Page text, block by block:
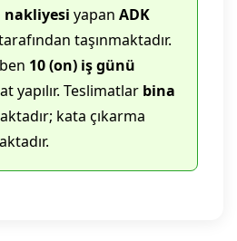
nakliyesi yapan ADK
taşınmaktadır.
10 (on) iş günü
yapılır. Teslimatlar bina
kata çıkarma